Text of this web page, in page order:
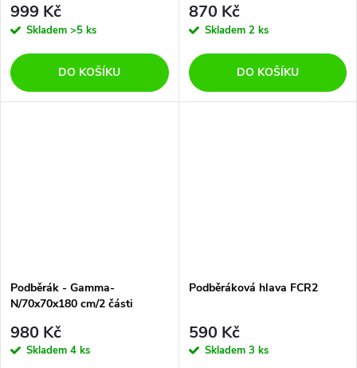
999 Kč
Skladem >5 ks
DO KOŠÍKU
870 Kč
Skladem 2 ks
DO KOŠÍKU
Podběrák - Gamma-
N/70x70x180 cm/2 části
980 Kč
Skladem 4 ks
Podběráková hlava FCR2
590 Kč
Skladem 3 ks